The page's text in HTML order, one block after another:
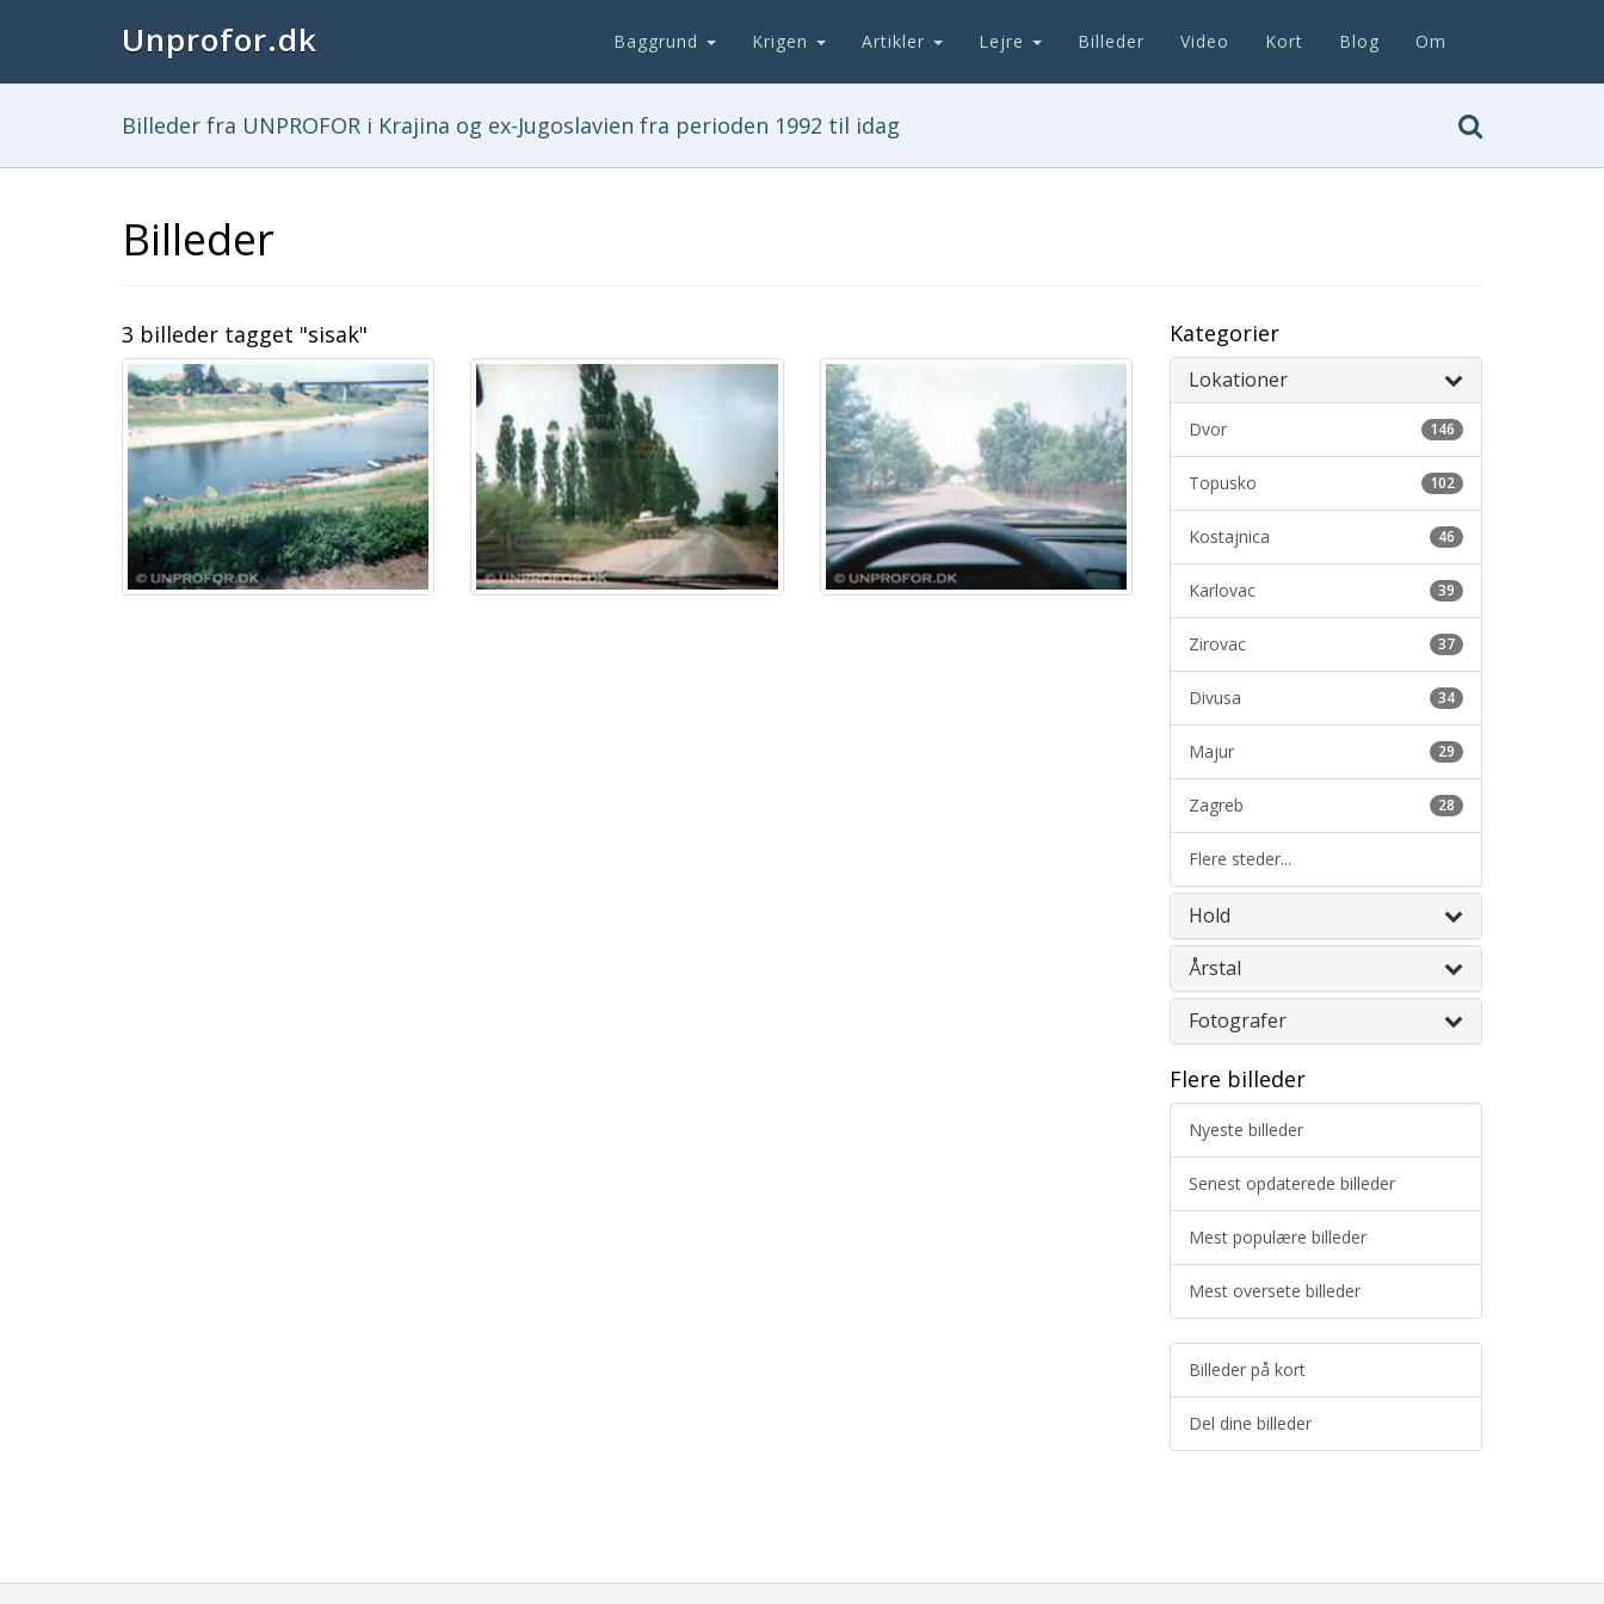
Unprofor.dk Baggrund Krigen Artikler Lejre Billeder Video Kort Blog Om
Billeder fra UNPROFOR i Krajina og ex-Jugoslavien fra perioden 1992 til idag
Billeder
3 billeder tagget "sisak" Kategorier
Lokationer
146
Dvor
102
Topusko
46
Kostajnica
39
Karlovac
37
Zirovac
34
Divusa
29
Majur
28
Zagreb
Flere steder...
Hold
Årstal
Fotografer
Flere billeder
Nyeste billeder
Senest opdaterede billeder
Mest populære billeder
Mest oversete billeder
Billeder på kort
Del dine billeder